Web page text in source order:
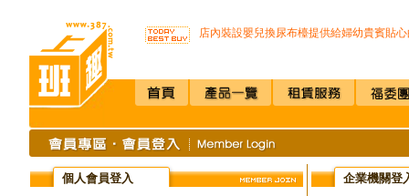
店內裝設嬰兒換尿布檯提供給婦幼貴賓貼
K3 Plus 全自動紅外線測溫儀(附立架) 預購
K387D全自動雙感溫酒精手部消毒機 升級
通用型防疫透明面罩10入裝
榮獲M.I.T台灣精品獎超省電的負離子節能
不再害怕上公司廁所~馬桶座墊紙讓您如廁
店內裝設嬰兒換尿布檯提供給婦幼貴賓貼
個人會員登入 企業機關登